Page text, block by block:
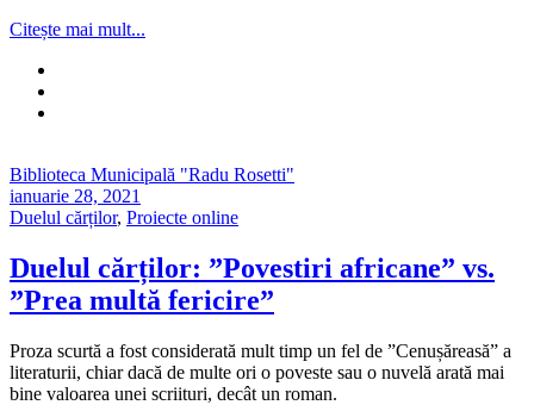
Citește mai mult...
Biblioteca Municipală "Radu Rosetti"
ianuarie 28, 2021
Duelul cărților, Proiecte online
Duelul cărților: ”Povestiri africane” vs.
”Prea multă fericire”
Proza scurtă a fost considerată mult timp un fel de ”Cenușăreasă” a
literaturii, chiar dacă de multe ori o poveste sau o nuvelă arată mai
bine valoarea unei scriituri, decât un roman.